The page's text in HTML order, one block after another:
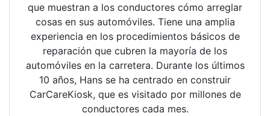
que muestran a los conductores cómo arreglar
cosas en sus automóviles. Tiene una amplia
experiencia en los procedimientos básicos de
reparación que cubren la mayoría de los
automóviles en la carretera. Durante los últimos
10 años, Hans se ha centrado en construir
CarCareKiosk, que es visitado por millones de
conductores cada mes.